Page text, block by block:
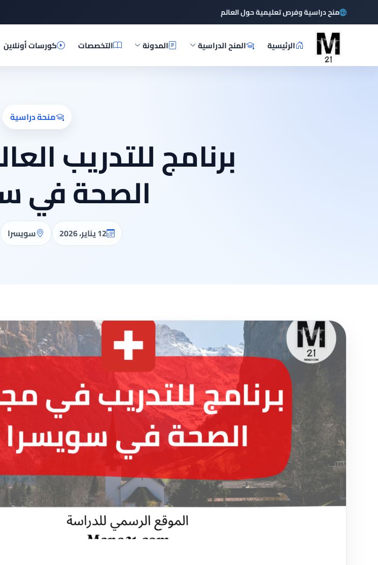
منح دراسية وفرص تعليمية حول العالم
الرئيسية المنح الدراسية المدونة التخصصات كورسات أونلاين
منحة دراسية
برنامج للتدريب
الصحة في
12 يناير، 2026 سويسرا